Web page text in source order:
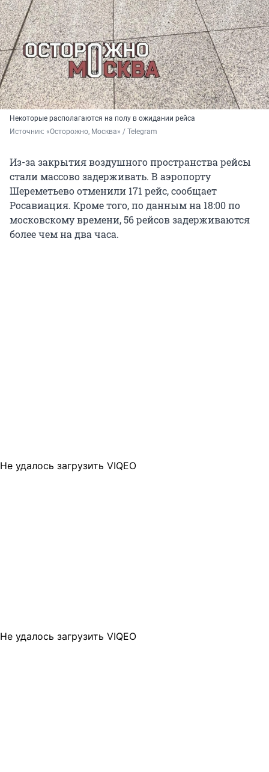
Некоторые располагаются на полу в ожидании рейса
Источник: «Осторожно, Москва» / Telegram
Из-за закрытия воздушного пространства рейсы
стали массово задерживать. В аэропорту
Шереметьево отменили 171 рейс, сообщает
Росавиация. Кроме того, по данным на 18:00 по
московскому времени, 56 рейсов задерживаются
более чем на два часа.
Не удалось загрузить VIQEO
Не удалось загрузить VIQEO